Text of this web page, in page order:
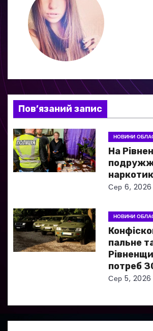
і
я
з
а
п
с
і
в
Пов’язаний запис
НОВИНИ
На
Сер 6, 2026
НОВИНИ
пальне
потреб
Сер 5, 2026